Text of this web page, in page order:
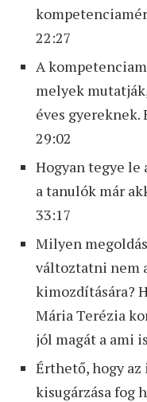
22:27
A
melyek
éves gyereknek.
29:02
Hogyan tegye le
a tanulók már
33:17
Milyen
változtatni nem
kimozdítására?
Mária Terézia
jól magát a ami
Érthető, hogy
kisugárzása fog